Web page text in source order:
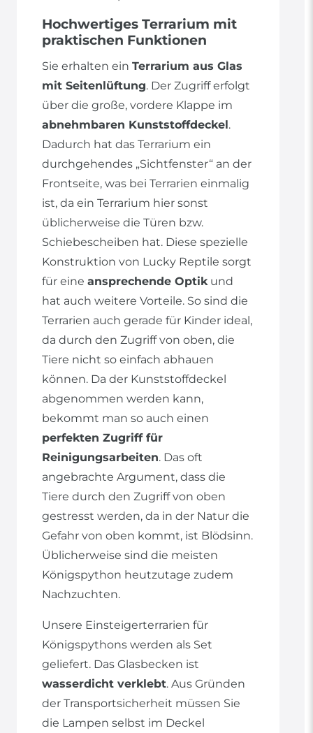
Hochwertiges Terrarium mit
praktischen Funktionen
Sie erhalten ein Terrarium aus Glas
mit Seitenlüftung. Der Zugriff erfolgt
über die große, vordere Klappe im
abnehmbaren Kunststoffdeckel .
Dadurch hat das Terrarium ein
durchgehendes „Sichtfenster“ an der
Frontseite, was bei Terrarien einmalig
ist, da ein Terrarium hier sonst
üblicherweise die Türen bzw.
Schiebescheiben hat. Diese spezielle
Konstruktion von Lucky Reptile sorgt
für eine ansprechende Optikund
hat auch weitere Vorteile. So sind die
Terrarien auch gerade für Kinder ideal,
da durch den Zugriff von oben, die
Tiere nicht so einfach abhauen
können. Da der Kunststoffdeckel
abgenommen werden kann,
bekommt man so auch einen
perfekten Zugriff für
Reinigungsarbeiten. Das oft
angebrachte Argument, dass die
Tiere durch den Zugriff von oben
gestresst werden, da in der Natur die
Gefahr von oben kommt, ist Blödsinn.
Üblicherweise sind die meisten
Königspython heutzutage zudem
Nachzuchten.
Unsere Einsteigerterrarien für
Königspythons werden als Set
geliefert. Das Glasbecken ist
wasserdicht verklebt. Aus Gründen
der Transportsicherheit müssen Sie
die Lampen selbst im Deckel